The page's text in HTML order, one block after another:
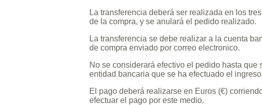
La transferencia deberá ser realizada en los
de la compra, y se anulará el pedido realizado.
La transferencia se debe realizar a la cuenta
de compra enviado por correo electronico.
No se considerará efectivo el pedido hasta que
entidad bancaria que se ha efectuado el
El pago deberá realizarse en Euros (€)
efectuar el pago por este medio.